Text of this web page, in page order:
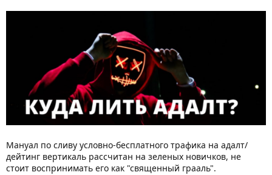
Мануал по сливу условно-бесплатного трафика на адалт/
дейтинг вертикаль рассчитан на зеленых новичков, не
стоит воспринимать его как "священный грааль".